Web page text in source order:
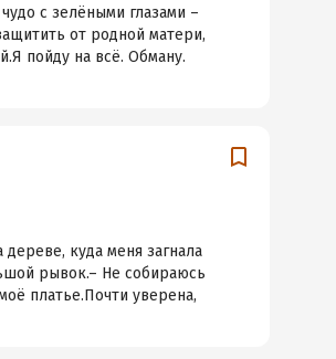
с зелёными глазами –
от родной матери,
пойду на всё. Обману.
куда меня загнала
рывок.– Не собираюсь
платье.Почти уверена,